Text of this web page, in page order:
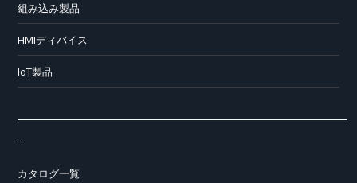
組み込み製品
HMIディバイス
IoT製品
-
カタログ一覧